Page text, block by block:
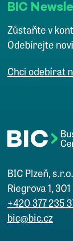
BIC
Zůstaňte v
Odebírejte
Chci odebírat
BIC Plzeň, s.r.o.
Riegrova 1,
+420 377 235
bic@bic.cz